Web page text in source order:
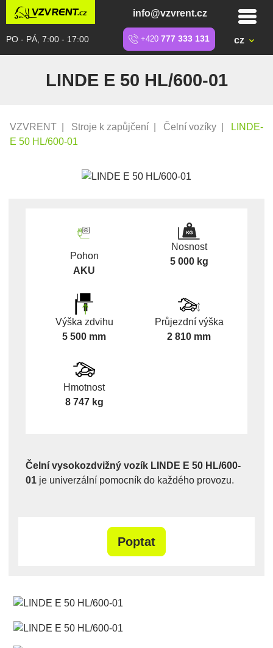
info@vzvrent.cz
PO - PÁ, 7:00 - 17:00 +420 777 333 131 cz
LINDE E 50 HL/600-01
VZVRENT Stroje k zapůjčení Čelní vozíky
LINDE-
E 50 HL/600-01
Pohon
AKU
Nosnost
5 000 kg
Výška zdvihu
5 500 mm
Průjezdní výška
2 810 mm
Hmotnost
8 747 kg
Čelní vysokozdvižný vozík LINDE E 50 HL/600-
01 je univerzální pomocník do každého provozu.
Poptat